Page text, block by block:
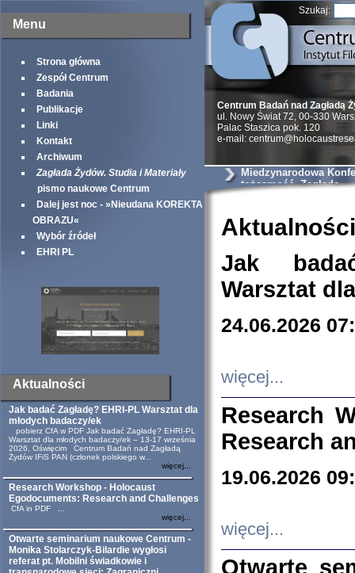
Menu
Strona główna
Zespół Centrum
Badania
Publikacje
Linki
Kontakt
Archiwum
Zagłada Żydów. Studia i Materiały
pismo naukowe Centrum
Dalej jest noc - »Nieudana KOREKTA
OBRAZU«
Wybór źródeł
EHRI PL
Aktualności
Jak badać Zagładę? EHRI-PL Warsztat dla
młodych badaczy/ek
pobierz CfA w PDF Jak badać Zagładę? EHRI-PL
Warsztat dla młodych badaczy/ek – 13-17 września
2026, Oświęcim Centrum Badań nad Zagładą
Żydów IFiS PAN (członek polskiego w...
więcej...
Research Workshop - Holocaust
Egodocuments: Research and Challenges
CfA in PDF ...
więcej...
Otwarte seminarium naukowe Centrum -
Monika Stolarczyk-Bilardie wygłosi
referat pt. Mobilni świadkowie i
Szukaj:
Centrum Badań nad Zagładą
ul. Nowy Świat 72, 00-330
Palac Staszica pok. 120
e-mail:
Miedzynarodowa
tożsamość, Zagłada
Aktualności
Jak
Warsztat
24.06.2026
więcej...
Research
Research
19.06.2026
więcej...
Otwarte